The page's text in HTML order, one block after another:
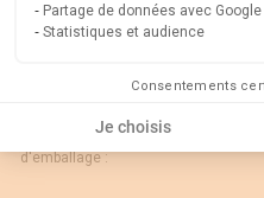
Partage de données avec Google
Statistiques et audience
Consentements
Je choisis
Longueur de l'unité
d'emballage :
0.1
Poids brut de l'unité
0.26
Profondeur de l'unité
d'emballage :